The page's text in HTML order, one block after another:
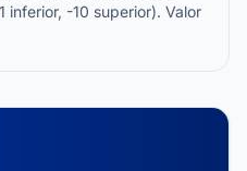
-10 superior). Valor